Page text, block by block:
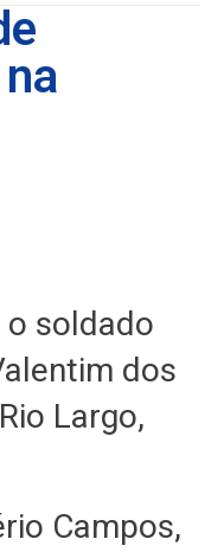
soldado
dos
Largo,
Campos,